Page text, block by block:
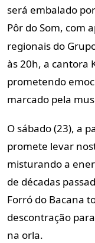
será embalado
Pôr do Som, com
regionais do
às 20h, a cantora
prometendo
marcado pela
O sábado (23), a
promete levar
misturando a
de décadas
Forró do Bacana
descontração
na orla.